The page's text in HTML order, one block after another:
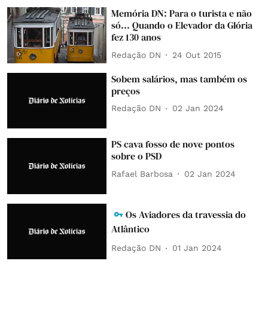
Memória DN: Para o turista e não
só... Quando o Elevador da Glória
fez 130 anos
Redação DN 24 Out 2015
Sobem salários, mas também os
preços
Redação DN 02 Jan 2024
PS cava fosso de nove pontos
sobre o PSD
Rafael Barbosa 02 Jan 2024
Os Aviadores da travessia do
Atlântico
Redação DN 01 Jan 2024